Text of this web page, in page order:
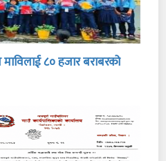
माविलाई ८० हजार बराबरको